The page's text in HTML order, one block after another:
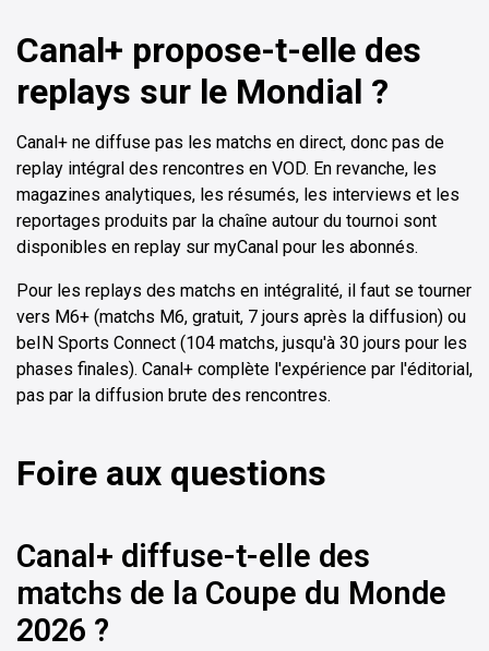
Canal+ propose-t-elle des
replays sur le Mondial ?
Canal+ ne diffuse pas les matchs en direct, donc pas de
replay intégral des rencontres en VOD. En revanche, les
magazines analytiques, les résumés, les interviews et les
reportages produits par la chaîne autour du tournoi sont
disponibles en replay sur myCanal pour les abonnés.
Pour les replays des matchs en intégralité, il faut se tourner
vers M6+ (matchs M6, gratuit, 7 jours après la diffusion) ou
beIN Sports Connect (104 matchs, jusqu'à 30 jours pour les
phases finales). Canal+ complète l'expérience par l'éditorial,
pas par la diffusion brute des rencontres.
Foire aux questions
Canal+ diffuse-t-elle des
matchs de la Coupe du Monde
2026 ?